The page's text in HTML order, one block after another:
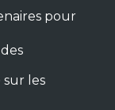
pour
les